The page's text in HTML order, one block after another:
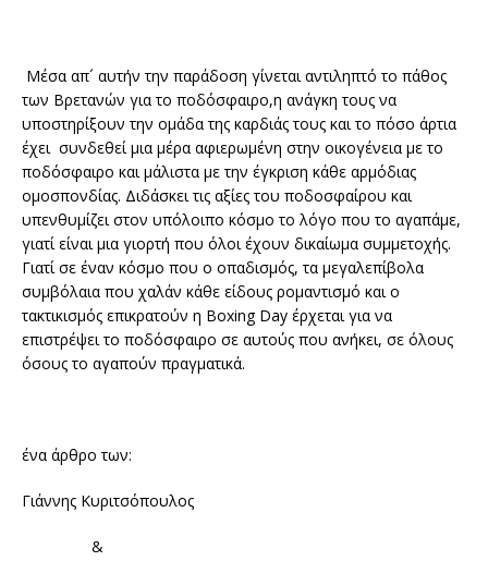
Μέσα απ´ αυτήν την παράδοση γίνεται αντιληπτό το πάθος
των Βρετανών για το ποδόσφαιρο,η ανάγκη τους να
υποστηρίξουν την ομάδα της καρδιάς τους και το πόσο άρτια
έχει συνδεθεί μια μέρα αφιερωμένη στην οικογένεια με το
ποδόσφαιρο και μάλιστα με την έγκριση κάθε αρμόδιας
ομοσπονδίας. Διδάσκει τις αξίες του ποδοσφαίρου και
υπενθυμίζει στον υπόλοιπο κόσμο το λόγο που το αγαπάμε,
γιατί είναι μια γιορτή που όλοι έχουν δικαίωμα συμμετοχής.
Γιατί σε έναν κόσμο που ο οπαδισμός, τα μεγαλεπίβολα
συμβόλαια που χαλάν κάθε είδους ρομαντισμό και ο
τακτικισμός επικρατούν η Boxing Day έρχεται για να
επιστρέψει το ποδόσφαιρο σε αυτούς που ανήκει, σε όλους
όσους το αγαπούν πραγματικά.
ένα άρθρο των:
Γιάννης Κυριτσόπουλος
&